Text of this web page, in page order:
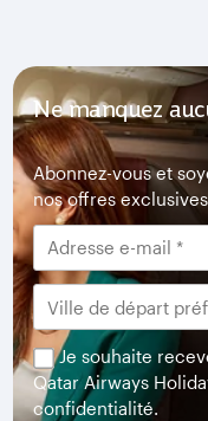
Ne manquez
Abonnez-vous et
nos offres exclusives.
Je souhaite
Qatar Airways
confidentialité.